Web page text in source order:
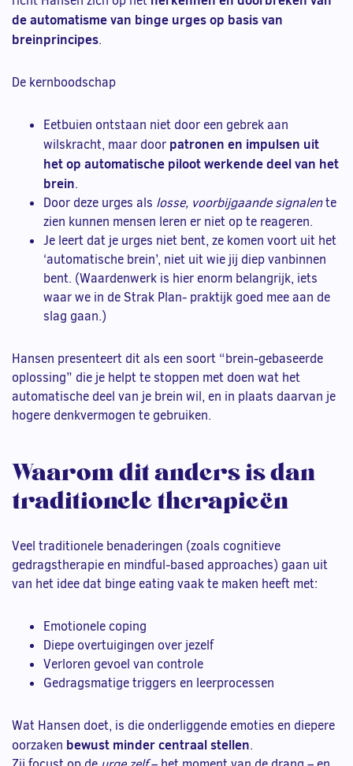
de automatisme van binge urges op basis van
breinprincipes.
De kernboodschap
Eetbuien ontstaan niet door een gebrek aan
wilskracht, maar door patronen en impulsen uit
het op automatische piloot werkende deel van het
brein.
Door deze urges als losse, voorbijgaande signalente
zien kunnen mensen leren er niet op te reageren.
Je leert dat je urges niet bent, ze komen voort uit het
‘automatische brein’, niet uit wie jij diep vanbinnen
bent. (Waardenwerk is hier enorm belangrijk, iets
waar we in de Strak Plan- praktijk goed mee aan de
slag gaan.)
Hansen presenteert dit als een soort “brein-gebaseerde
oplossing” die je helpt te stoppen met doen wat het
automatische deel van je brein wil, en in plaats daarvan je
hogere denkvermogen te gebruiken.
Waarom dit anders is dan
traditionele therapieën
Veel traditionele benaderingen (zoals cognitieve
gedragstherapie en mindful-based approaches) gaan uit
van het idee dat binge eating vaak te maken heeft met:
Emotionele coping
Diepe overtuigingen over jezelf
Verloren gevoel van controle
Gedragsmatige triggers en leerprocessen
Wat Hansen doet, is die onderliggende emoties en diepere
oorzaken bewust minder centraal stellen.